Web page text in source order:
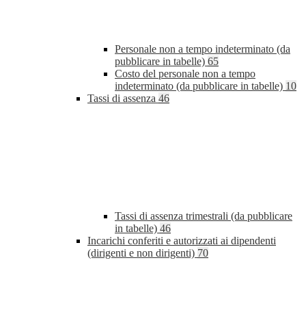
Personale non a tempo indeterminato (da
pubblicare in tabelle) 65
Costo del personale non a tempo
indeterminato (da pubblicare in tabelle) 10
Tassi di assenza 46
Tassi di assenza trimestrali (da pubblicare
in tabelle) 46
Incarichi conferiti e autorizzati ai dipendenti
(dirigenti e non dirigenti) 70